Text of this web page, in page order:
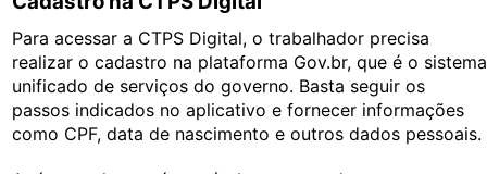
Para acessar a CTPS Digital, o trabalhador precisa
realizar o cadastro na plataforma Gov.br, que é o sistema
unificado de serviços do governo. Basta seguir os
passos indicados no aplicativo e fornecer informações
como CPF, data de nascimento e outros dados pessoais.